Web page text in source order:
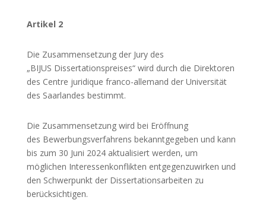
Artikel 2
Die Zusammensetzung der Jury des
„BIJUS Dissertationspreises“ wird durch die Direktoren
des Centre juridique franco-allemand der Universität
des Saarlandes bestimmt.
Die Zusammensetzung wird bei Eröffnung
des Bewerbungsverfahrens bekanntgegeben und kann
bis zum 30 Juni 2024 aktualisiert werden, um
möglichen Interessenkonflikten entgegenzuwirken und
den Schwerpunkt der Dissertationsarbeiten zu
berücksichtigen.